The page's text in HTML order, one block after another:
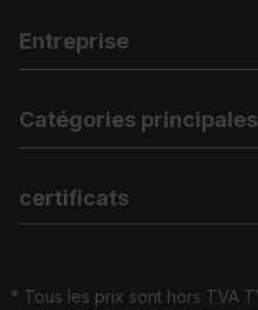
Entreprise
Catégories principales
certificats
* Tous les prix sont hors TVA